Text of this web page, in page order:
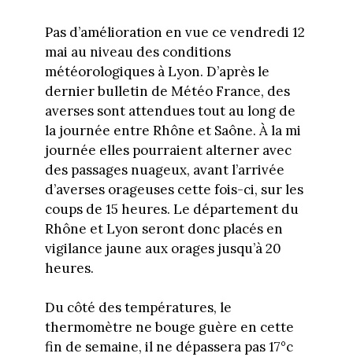
Pas d’amélioration en vue ce vendredi 12
mai au niveau des conditions
météorologiques à Lyon. D’après le
dernier bulletin de Météo France, des
averses sont attendues tout au long de
la journée entre Rhône et Saône. À la mi
journée elles pourraient alterner avec
des passages nuageux, avant l’arrivée
d’averses orageuses cette fois-ci, sur les
coups de 15 heures. Le département du
Rhône et Lyon seront donc placés en
vigilance jaune aux orages jusqu’à 20
heures.
Du côté des températures, le
thermomètre ne bouge guère en cette
fin de semaine, il ne dépassera pas 17°c